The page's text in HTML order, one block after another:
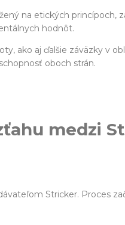
na etických princípoch,
hodnôt.
ako aj ďalšie záväzky v
oboch strán.
medzi
Stricker. Proces